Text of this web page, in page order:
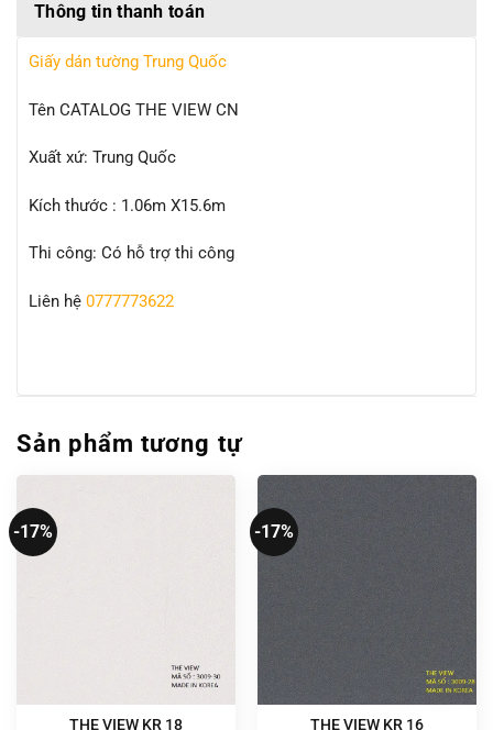
Thông tin thanh toán
Giấy dán tường Trung Quốc
Tên CATALOG THE VIEW CN
Xuất xứ: Trung Quốc
Kích thước : 1.06m X15.6m
Thi công: Có hỗ trợ thi công
Liên hệ 0777773622
Sản phẩm tương tự
-17%
THE VIEW KR 18
-17%
THE VIEW KR 16